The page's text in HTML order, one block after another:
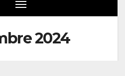
2024